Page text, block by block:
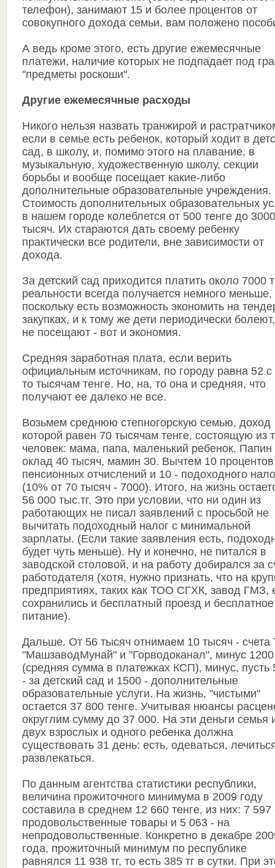
телефон), занимают 15 и более процентов от
совокупного дохода семьи, вам положено
А ведь кроме этого, есть другие ежемесячные
платежи, наличие которых не подпадает под
"предметы роскоши".
Другие ежемесячные расходы
Никого нельзя назвать транжирой и
если в семье есть ребенок, который ходит в
сад, в школу, и, помимо этого на плавание, в
музыкальную, художественную школу, секции
борьбы и вообще посещает какие-либо
дополнительные образовательные учреждения.
Стоимость дополнительных образовательных
в нашем городе колеблется от 500 тенге до 3000
тысяч. Их стараются дать своему ребенку
практически все родители, вне зависимости от
дохода.
За детский сад приходится платить около 7000
реальности всегда получается немного меньше,
поскольку есть возможность экономить на
закупках, и к тому же дети периодически
не посещают - вот и экономия.
Средняя заработная плата, если верить
официальным источникам, по городу равна 52 с
то тысячам тенге. Но, на, то она и средняя, что
получают ее далеко не все.
Возьмем среднюю степногорскую семью, доход
которой равен 70 тысячам тенге, состоящую из
человек: мама, папа, маленький ребенок. Папин
оклад 40 тысяч, мамин 30. Вычтем 10 процентов
пенсионных отчислений и 10 - подоходного
(10% от 70 тысяч - 7000). Итого, на жизнь
56 000 тыс.тг. Это при условии, что ни один из
работающих не писал заявлений с просьбой не
вычитать подоходный налог с минимальной
зарплаты. (Если такие заявления есть,
будет чуть меньше). Ну и конечно, не питался в
заводской столовой, и на работу добирался за
работодателя (хотя, нужно признать, что на
предприятиях, таких как ТОО СГХК, завод ГМЗ,
сохранились и бесплатный проезд и бесплатное
питание).
Дальше. От 56 тысяч отнимаем 10 тысяч -
"МашзаводМунай" и "Горводоканал", минус 1200
(средняя сумма в платежках КСП), минус, пусть
- за детский сад и 1500 - дополнительные
образовательные услуги. На жизнь, "чистыми"
остается 37 800 тенге. Учитывая нюансы
округлим сумму до 37 000. На эти деньги семья
двух взрослых и одного ребенка должна
существовать 31 день: есть, одеваться,
развлекаться.
По данным агентства статистики республики,
величина прожиточного минимума в 2009 году
составила в среднем 12 660 тенге, из них: 7 597
продовольственные товары и 5 063 - на
непродовольственные. Конкретно в декабре
года, прожиточный минимум по республике
равнялся 11 938 тг, то есть 385 тг в сутки. При